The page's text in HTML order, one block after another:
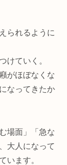
られるように
けていく。
がほぼなくな
なってきたか
場面」「急な
大人になって
います。